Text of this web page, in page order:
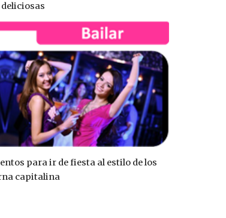
para ir de fiesta al estilo de los
capitalina